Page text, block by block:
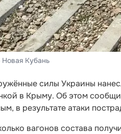
Кубань
силы Украины
в Крыму. Об этом
в результате атаки
вагонов состава